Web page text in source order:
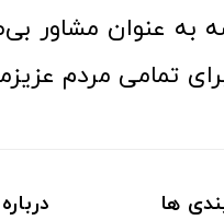
عنوان مشاور
تمامی مردم
ها